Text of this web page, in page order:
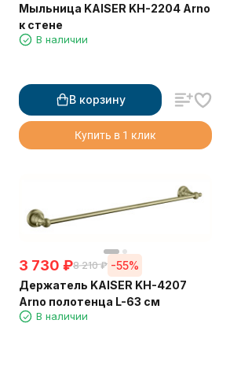
Мыльница KAISER KH-2204 Arno
к стене
В наличии
В корзину
Купить в 1 клик
3 730 ₽8 210 ₽ -55%
Держатель KAISER KH-4207
Arno полотенца L-63 см
В наличии